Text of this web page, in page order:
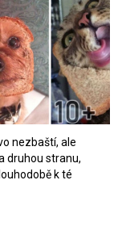
nezbaští, ale
druhou stranu,
k té